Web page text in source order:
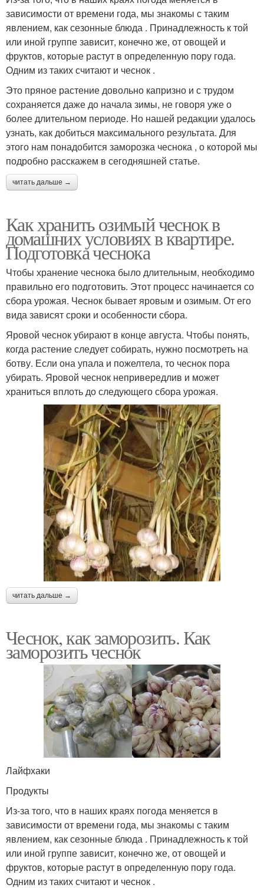
зависимости от времени года, мы знакомы с таким
явлением, как сезонные блюда . Принадлежность к той
или иной группе зависит, конечно же, от овощей и
фруктов, которые растут в определенную пору года.
Одним из таких считают и чеснок .
Это пряное растение довольно капризно и с трудом
сохраняется даже до начала зимы, не говоря уже о
более длительном периоде. Но нашей редакции удалось
узнать, как добиться максимального результата. Для
этого нам понадобится заморозка чеснока , о которой мы
подробно расскажем в сегодняшней статье.
читать дальше →
Как хранить озимый чеснок в
домашних условиях в квартире.
Подготовка чеснока
Чтобы хранение чеснока было длительным, необходимо
правильно его подготовить. Этот процесс начинается со
сбора урожая. Чеснок бывает яровым и озимым. От его
вида зависят сроки и особенности сбора.
Яровой чеснок убирают в конце августа. Чтобы понять,
когда растение следует собирать, нужно посмотреть на
ботву. Если она упала и пожелтела, то чеснок пора
убирать. Яровой чеснок непривередлив и может
храниться вплоть до следующего сбора урожая.
читать дальше →
Чеснок, как заморозить. Как
заморозить чеснок
Лайфхаки
Продукты
Из-за того, что в наших краях погода меняется в
зависимости от времени года, мы знакомы с таким
явлением, как сезонные блюда . Принадлежность к той
или иной группе зависит, конечно же, от овощей и
фруктов, которые растут в определенную пору года.
Одним из таких считают и чеснок .